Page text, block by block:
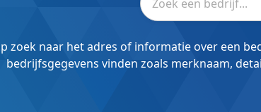
zoek naar het adres of informatie over een
bedrijfsgegevens vinden zoals merknaam,